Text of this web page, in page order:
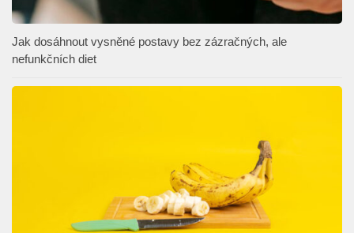
Jak dosáhnout vysněné postavy bez zázračných, ale
nefunkčních diet